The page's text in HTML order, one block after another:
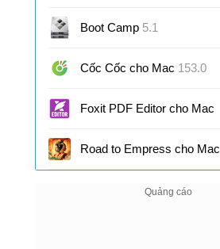
2900/2900B CAPT cho Mac
Boot Camp 5.1
Cốc Cốc cho Mac 153.0
Foxit PDF Editor cho Mac
2025.2
Road to Empress cho Mac